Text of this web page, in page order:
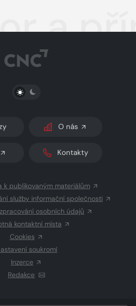
a
PŘEPNOUT SVĚTLÝ/TMAVÝ REŽIM
O nás
Kontakty
k publikovaným materiálům
služby informační společnosti
osobních údajů
kontaktní místa
Cookies
soukromí
Inzerce
Redakce